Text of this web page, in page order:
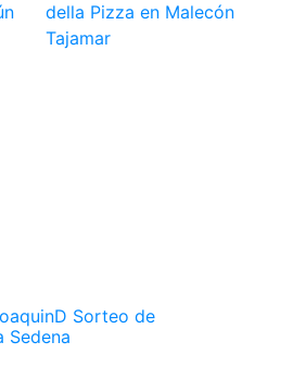
della Pizza en Malecón
Tajamar
Sorteo de
Sedena